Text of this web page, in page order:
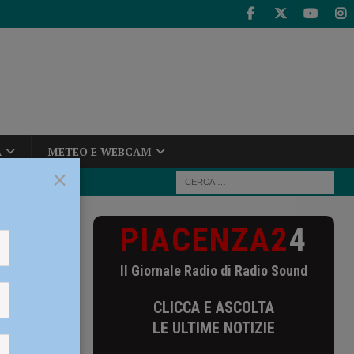
METEO E WEBCAM
PIACENZA24
Il Giornale Radio di Radio Sound
CLICCA E ASCOLTA
LE ULTIME NOTIZIE
×